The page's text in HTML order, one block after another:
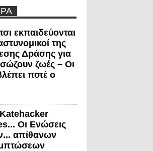
εκπαιδεύονται
της
Δράσης για
ζωές – Οι
ποτέ ο
Οι Ενώσεις
απίθανων